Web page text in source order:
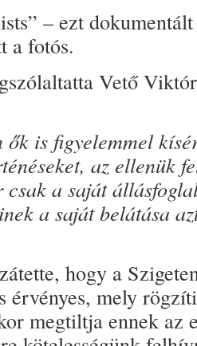
– ezt
a fotós.
Vető
ők is figyelemmel
az ellenük
csak a saját
a saját belátása
hogy a
érvényes, mely
megtiltja ennek az